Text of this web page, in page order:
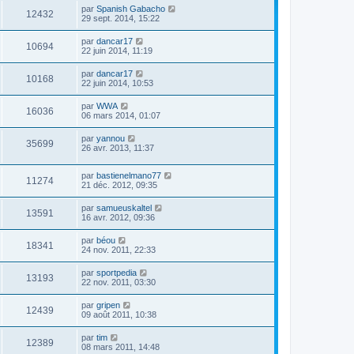
12432 par Spanish Gabacho
29 sept. 2014, 15:22
10694 par dancar17
22 juin 2014, 11:19
10168 par dancar17
22 juin 2014, 10:53
16036 par WWA
06 mars 2014, 01:07
35699 par yannou
26 avr. 2013, 11:37
11274 par bastienelmano77
21 déc. 2012, 09:35
13591 par samueuskaltel
16 avr. 2012, 09:36
18341 par béou
24 nov. 2011, 22:33
13193 par sportpedia
22 nov. 2011, 03:30
12439 par gripen
09 août 2011, 10:38
12389 par tim
08 mars 2011, 14:48